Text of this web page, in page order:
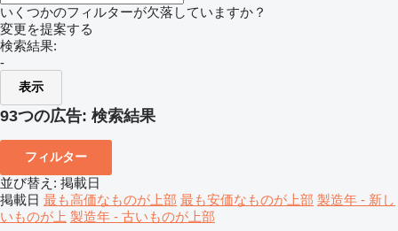
いくつかのフィルターが欠落していますか？
変更を提案する
検索結果:
-
表示
93つの広告: 検索結果
フィルター
並び替え : 掲載日
掲載日 最も高価なものが上部 最も安価なものが上部 製造年 - 新し
いものが上 製造年 - 古いものが上部